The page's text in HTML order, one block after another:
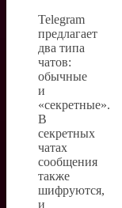
Telegram
предлагает
два типа
чатов:
обычные
и
«секретные».
В
секретных
чатах
сообщения
также
шифруются,
и